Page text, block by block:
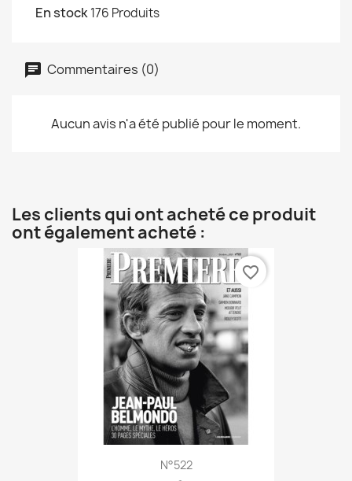
En stock176 Produits
Commentaires (0)
Aucun avis n'a été publié pour le moment.
Les clients qui ont acheté ce produit
ont également acheté :
N°522
favorite_border